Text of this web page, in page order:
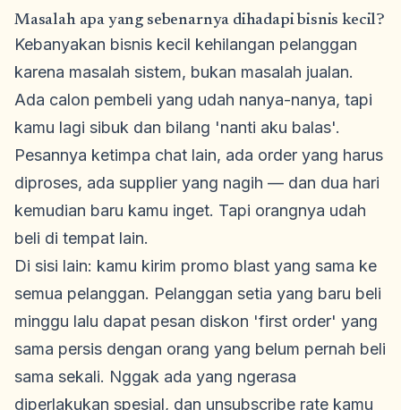
Masalah apa yang sebenarnya dihadapi bisnis kecil?
Kebanyakan bisnis kecil kehilangan pelanggan
karena masalah sistem, bukan masalah jualan.
Ada calon pembeli yang udah nanya-nanya, tapi
kamu lagi sibuk dan bilang 'nanti aku balas'.
Pesannya ketimpa chat lain, ada order yang harus
diproses, ada supplier yang nagih — dan dua hari
kemudian baru kamu inget. Tapi orangnya udah
beli di tempat lain.
Di sisi lain: kamu kirim promo blast yang sama ke
semua pelanggan. Pelanggan setia yang baru beli
minggu lalu dapat pesan diskon 'first order' yang
sama persis dengan orang yang belum pernah beli
sama sekali. Nggak ada yang ngerasa
diperlakukan spesial, dan unsubscribe rate kamu